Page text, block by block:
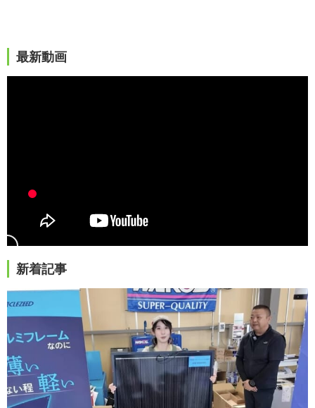
最新動画
新着記事